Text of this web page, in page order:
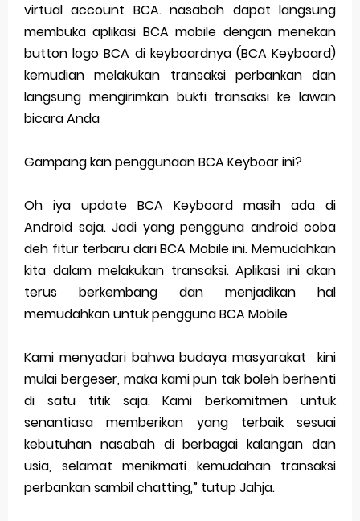
virtual account BCA. nasabah dapat langsung
membuka aplikasi BCA mobile dengan menekan
button logo BCA di keyboardnya (BCA Keyboard)
kemudian melakukan transaksi perbankan dan
langsung mengirimkan bukti transaksi ke lawan
bicara Anda
Gampang kan penggunaan BCA Keyboar ini?
Oh iya update BCA Keyboard masih ada di
Android saja. Jadi yang pengguna android coba
deh fitur terbaru dari BCA Mobile ini. Memudahkan
kita dalam melakukan transaksi. Aplikasi ini akan
terus berkembang dan menjadikan hal
memudahkan untuk pengguna BCA Mobile
Kami menyadari bahwa budaya masyarakat kini
mulai bergeser, maka kami pun tak boleh berhenti
di satu titik saja. Kami berkomitmen untuk
senantiasa memberikan yang terbaik sesuai
kebutuhan nasabah di berbagai kalangan dan
usia, selamat menikmati kemudahan transaksi
perbankan sambil chatting,” tutup Jahja.